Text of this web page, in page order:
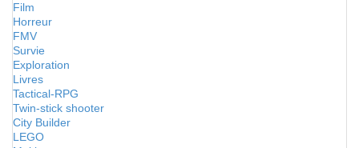
Film
Horreur
FMV
Survie
Exploration
Livres
Tactical-RPG
Twin-stick shooter
City Builder
LEGO